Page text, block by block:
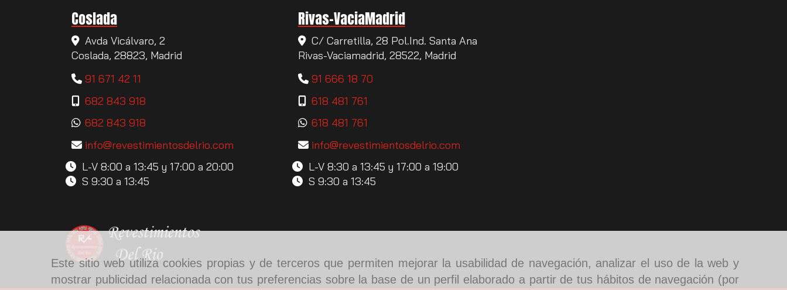
Este sitio web utiliza cookies propias y de terceros que permiten mejorar la usabilidad de navegación, analizar el uso de la web y
mostrar publicidad relacionada con tus preferencias sobre la base de un perfil elaborado a partir de tus hábitos de navegación (por
Coslada
Avda Vicálvaro, 2
Coslada, 28823, Madrid
91 671 42 11
682 843 918
682 843 918
info
revestimientosdelrio.com
L-V 8:00 a 13:45 y 17:00 a 20:00
S 9:30 a 13:45
Rivas-VaciaMadrid
C/ Carretilla, 28 Pol.Ind. Santa Ana
Rivas-Vaciamadrid, 28522, Madrid
91 666 18 70
618 481 761
618 481 761
info
revestimientosdelrio.com
L-V 8:30 a 13:45 y 17:00 a 19:00
S 9:30 a 13:45